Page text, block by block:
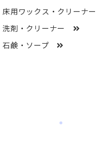
床用ワックス・クリーナー
洗剤・クリーナー
石鹸・ソープ